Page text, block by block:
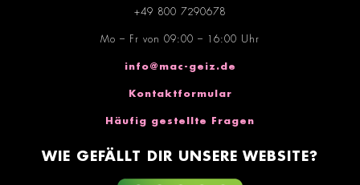
+49 800 7290678
Mo – Fr von 09:00 – 16:00 Uhr
info@mac-geiz.de
Kontaktformular
Häufig gestellte Fragen
WIE GEFÄLLT DIR UNSERE WEBSITE?